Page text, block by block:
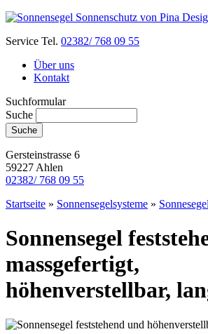
Service Tel. 02382/ 768 09 55
Über uns
Kontakt
Suchformular
Suche
Gersteinstrasse 6
59227 Ahlen
02382/ 768 09 55
Startseite » Sonnensegelsysteme »
Sonnensegel
massgefertigt,
höhenverstellbar,